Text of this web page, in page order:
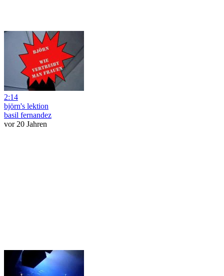
2:14
björn's lektion
basil fernandez
vor 20 Jahren